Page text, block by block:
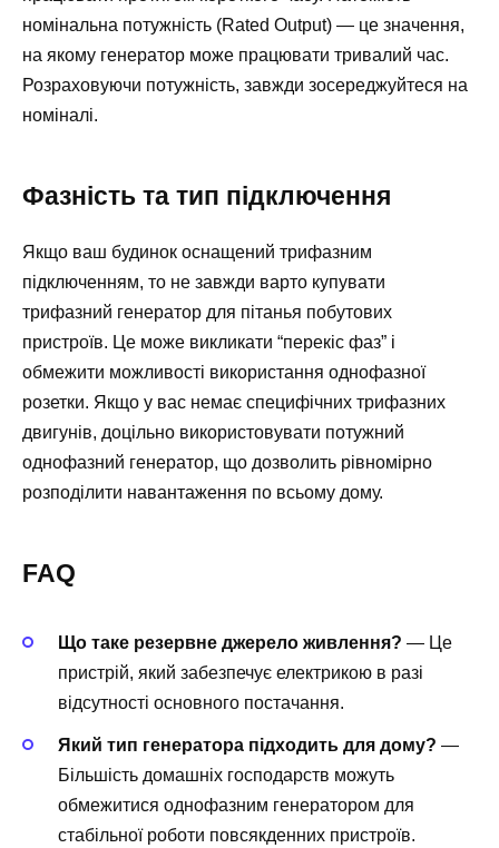
номінальна потужність (Rated Output) — це значення,
на якому генератор може працювати тривалий час.
Розраховуючи потужність, завжди зосереджуйтеся на
номіналі.
Фазність та тип підключення
Якщо ваш будинок оснащений трифазним
підключенням, то не завжди варто купувати
трифазний генератор для пітанья побутових
пристроїв. Це може викликати “перекіс фаз” і
обмежити можливості використання однофазної
розетки. Якщо у вас немає специфічних трифазних
двигунів, доцільно використовувати потужний
однофазний генератор, що дозволить рівномірно
розподілити навантаження по всьому дому.
FAQ
Що таке резервне джерело живлення? — Це
пристрій, який забезпечує електрикою в разі
відсутності основного постачання.
Який тип генератора підходить для дому? —
Більшість домашніх господарств можуть
обмежитися однофазним генератором для
стабільної роботи повсякденних пристроїв.